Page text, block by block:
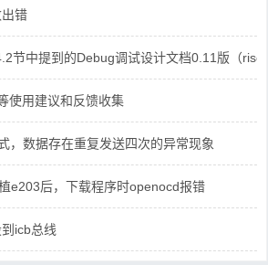
错
节中提到的Debug调试设计文档0.11版（
使用建议和反馈收集
，数据存在重复发送四次的异常现象
e203后，下载程序时openocd报错
icb总线